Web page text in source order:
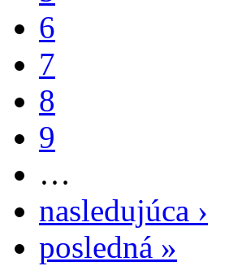
6
7
8
9
…
nasledujúca ›
posledná »